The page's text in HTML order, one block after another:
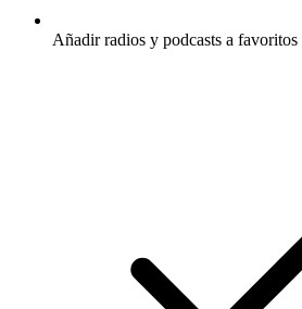
Añadir radios y podcasts a favoritos